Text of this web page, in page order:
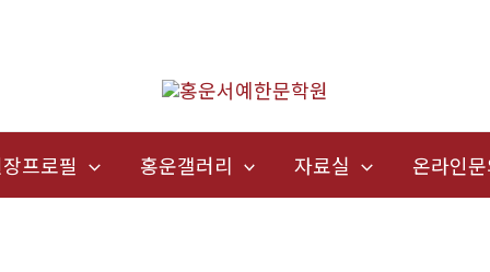
프로필 홍운갤러리 자료실 온라인